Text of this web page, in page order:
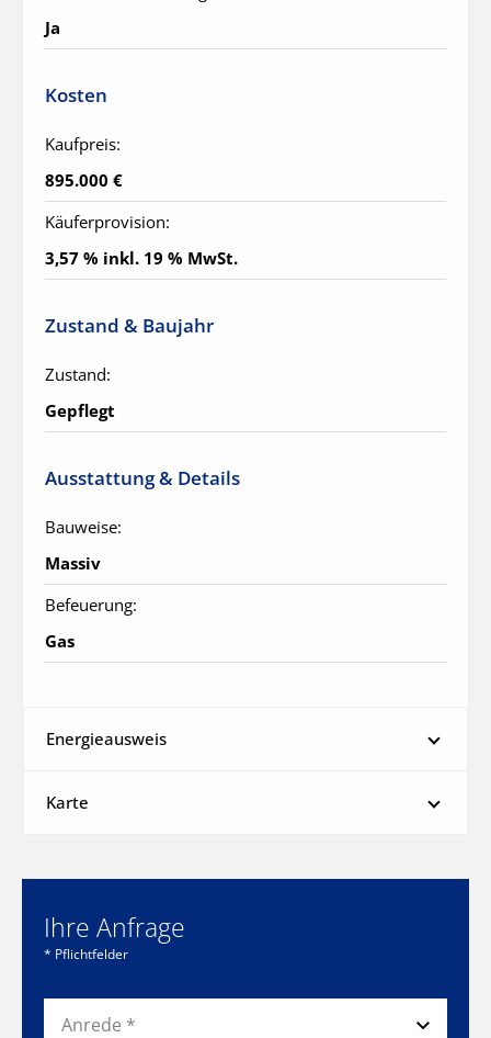
Ja
Kosten
Kaufpreis:
895.000 €
Käuferprovision:
3,57 % inkl. 19 % MwSt.
Zustand & Baujahr
Zustand:
Gepflegt
Ausstattung & Details
Bauweise:
Massiv
Befeuerung:
Gas
Energieausweis
Karte
Ihre Anfrage
* Pflichtfelder